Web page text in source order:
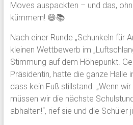
Moves auspackten – und das,
kümmern! 😄📚
Nach einer Runde „Schunkeln für
kleinen Wettbewerb im
Stimmung auf dem Höhepunkt.
Präsidentin, hatte die ganze Halle
dass kein Fuß stillstand. „Wenn
müssen wir die nächste
abhalten!“, rief sie und die Schüler